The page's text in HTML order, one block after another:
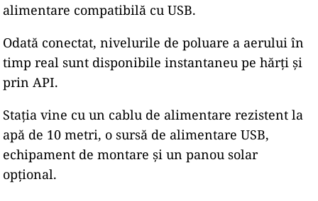
alimentare compatibilă cu USB.
Odată conectat, nivelurile de poluare a aerului în
timp real sunt disponibile instantaneu pe hărți și
prin API.
Stația vine cu un cablu de alimentare rezistent la
apă de 10 metri, o sursă de alimentare USB,
echipament de montare și un panou solar
opțional.